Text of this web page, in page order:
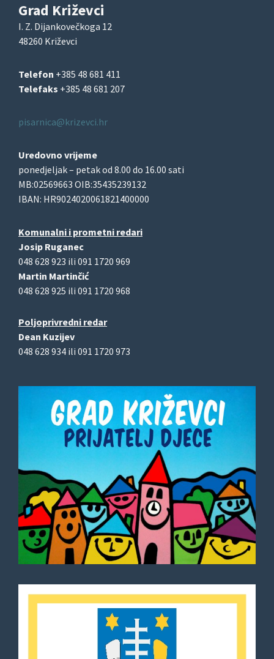
Grad Križevci
I. Z. Dijankovečkoga 12
48260 Križevci
Telefon +385 48 681 411
Telefaks +385 48 681 207
pisarnica@krizevci.hr
Uredovno vrijeme
ponedjeljak – petak od 8.00 do 16.00 sati
MB:02569663 OIB:35435239132
IBAN: HR9024020061821400000
Komunalni i prometni redari
Josip Ruganec
048 628 923 ili 091 1720 969
Martin Martinčić
048 628 925 ili 091 1720 968
Poljoprivredni redar
Dean Kuzijev
048 628 934 ili 091 1720 973